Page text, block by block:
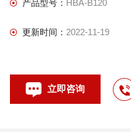
产品型号： HBA-B120
更新时间： 2022-11-19
立即咨询